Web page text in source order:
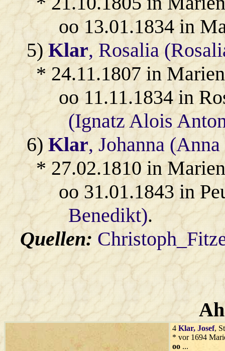
oo 13.01.1834 in
5)Klar, Rosalia
* 24.11.1807 in
oo 11.11.1834 in
(Ignatz Alois
6)Klar, Johanna
* 27.02.1810 in
oo 31.01.1843 in
Benedikt).
Quellen:
4 Klar, Josef,
* vor 1694
oo ...